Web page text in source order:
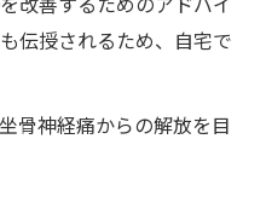
けた生活改善法
法を利用するメリッ
服ワイルドボディの
伝授されるため、自宅で
骨神経痛からの解放を目